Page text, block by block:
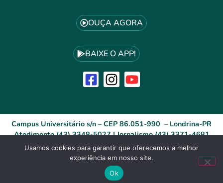
OUÇA AGORA
BAIXE O APP!
Campus Universitário s/n – CEP 86.051-990 – Londrina-PR
Atedimento (43) 3348-5027 | Jornalismo (43) 3371-4681
Desenvolvido por: ID Agência Digital®
Site Acessível (WCAG)
Usamos cookies para garantir que oferecemos a melhor
experiência em nosso site.
Ok